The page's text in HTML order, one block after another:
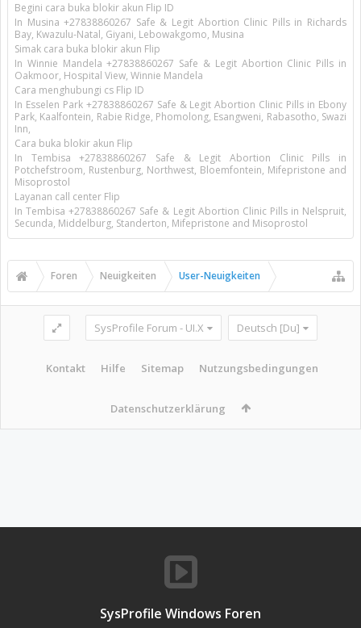
Begini cara buka blokir akun Flip ID
In Musina +27838860267 Safe & Legit Abortion Clinic Pills in Richards
Bay, Kwazulu-Natal, Giyani, Lebowakgomo, Musina
Simak cara buka blokir akun Flip
In Winnie Mandela +27838860267 Safe & Legit Abortion Clinic Pills in
Oakmoor, Hospital View, Winnie Mandela
Cara menghubungi cs Flip ID
In Esselen Park +27838860267 Safe & Legit Abortion Clinic Pills in Ebony
Park, Kaalfontein, Rabie Ridge, Phomolong, Esangweni, Rabasotho, Swazi
Inn,
Cara buka blokir akun Flip
In Tembisa +27838860267 Safe & Legit Abortion Clinic Pills in
Potchefstroom, Rustenburg, Northwest, Bloemfontein, Mifepristone and
Misoprostol
Layanan call center Flip
In Tembisa +27838860267 Safe & Legit Abortion Clinic Pills in Nelspruit,
Secunda, Middelburg, Standerton, Mifepristone and Misoprostol
Foren Neuigkeiten User-Neuigkeiten
SysProfile Forum - UI.X Deutsch [Du]
Kontakt Hilfe Sitemap Nutzungsbedingungen
Datenschutzerklärung
SysProfile Windows Foren